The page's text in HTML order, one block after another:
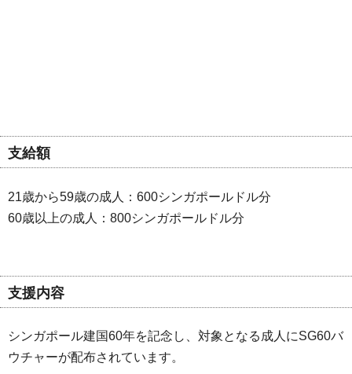
支給額
21歳から59歳の成人：600シンガポールドル分
60歳以上の成人：800シンガポールドル分
支援内容
シンガポール建国60年を記念し、対象となる成人にSG60バ
ウチャーが配布されています。